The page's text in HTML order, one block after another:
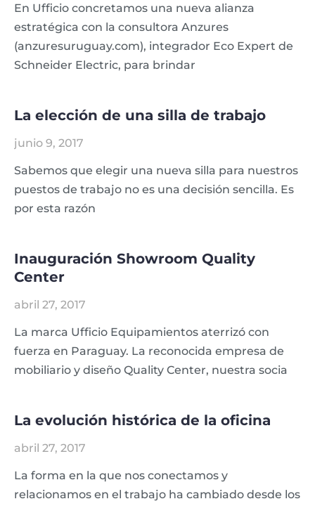
En Ufficio concretamos una nueva alianza
estratégica con la consultora Anzures
(anzuresuruguay.com), integrador Eco Expert de
Schneider Electric, para brindar
La elección de una silla de trabajo
junio 9, 2017
Sabemos que elegir una nueva silla para nuestros
puestos de trabajo no es una decisión sencilla. Es
por esta razón
Inauguración Showroom Quality
Center
abril 27, 2017
La marca Ufficio Equipamientos aterrizó con
fuerza en Paraguay. La reconocida empresa de
mobiliario y diseño Quality Center, nuestra socia
La evolución histórica de la oficina
abril 27, 2017
La forma en la que nos conectamos y
relacionamos en el trabajo ha cambiado desde los